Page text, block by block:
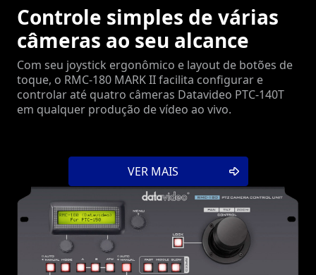
Controle simples de várias
câmeras ao seu alcance
Com seu joystick ergonômico e layout de botões de
toque, o RMC-180 MARK II facilita configurar e
controlar até quatro câmeras Datavideo PTC-140T
em qualquer produção de vídeo ao vivo.
VER MAIS